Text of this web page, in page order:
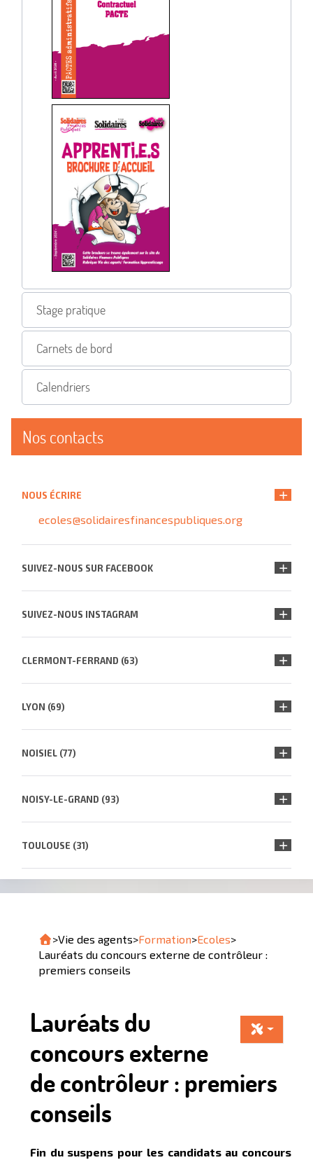
Stage pratique
Carnets de bord
Calendriers
Nos contacts
NOUS ÉCRIRE
ecoles@solidairesfinancespubliques.org
SUIVEZ-NOUS SUR FACEBOOK
SUIVEZ-NOUS INSTAGRAM
CLERMONT-FERRAND (63)
LYON (69)
NOISIEL (77)
NOISY-LE-GRAND (93)
TOULOUSE (31)
>Vie des agents>Formation>Ecoles>
Lauréats du concours externe de contrôleur :
premiers conseils
Lauréats du
concours externe
de contrôleur : premiers
conseils
Fin du suspens pour les candidats au concours